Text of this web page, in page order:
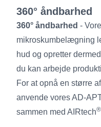
360° åndbarhed
360° åndbarhed -
mikroskumbelægning
hud og opretter
du kan arbejde
For at opnå en større
anvende vores AD-
sammen med AIRtech®